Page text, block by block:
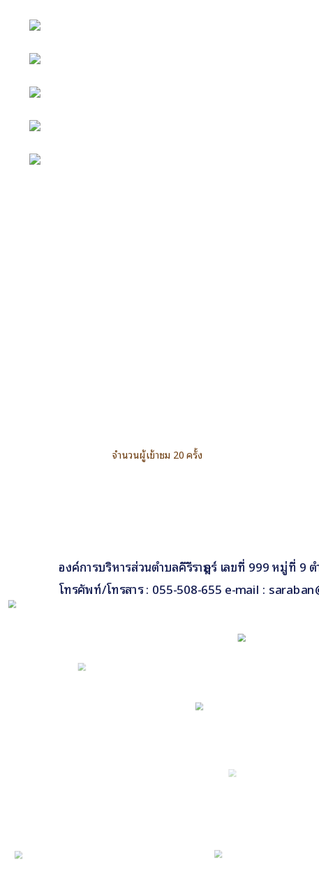
จำนวนผู้เข้าชม 20 ครั้ง
องค์การบริหารส่วนตำบลคีรีราษฎร์ เลขที่ 999 หมู่ที่ 9
โทรศัพท์/โทรสาร : 055-508-655 e-mail :